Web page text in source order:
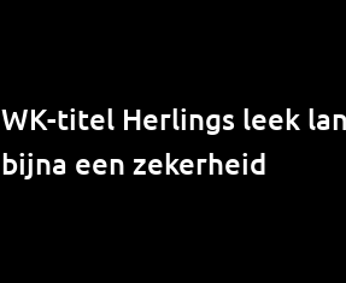
WK-titel Herlings leek
bijna een zekerheid